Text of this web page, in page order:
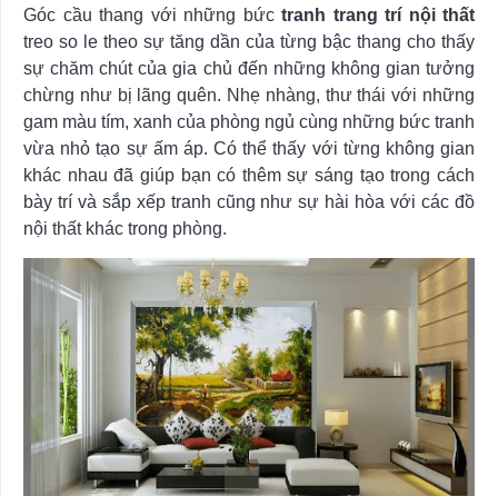
Góc cầu thang với những bức tranh trang trí nội thất
treo so le theo sự tăng dần của từng bậc thang cho thấy
sự chăm chút của gia chủ đến những không gian tưởng
chừng như bị lãng quên. Nhẹ nhàng, thư thái với những
gam màu tím, xanh của phòng ngủ cùng những bức tranh
vừa nhỏ tạo sự ấm áp. Có thể thấy với từng không gian
khác nhau đã giúp bạn có thêm sự sáng tạo trong cách
bày trí và sắp xếp tranh cũng như sự hài hòa với các đồ
nội thất khác trong phòng.